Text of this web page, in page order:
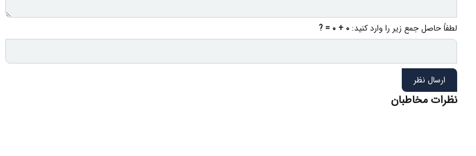
لطفاً حاصل جمع زیر را وارد کنید: 0 + 0 = ?
ارسال نظر
نظرات مخاطبان